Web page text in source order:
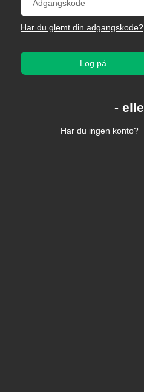
Har du glemt din adgangskode?
Log på
Har du ingen konto?